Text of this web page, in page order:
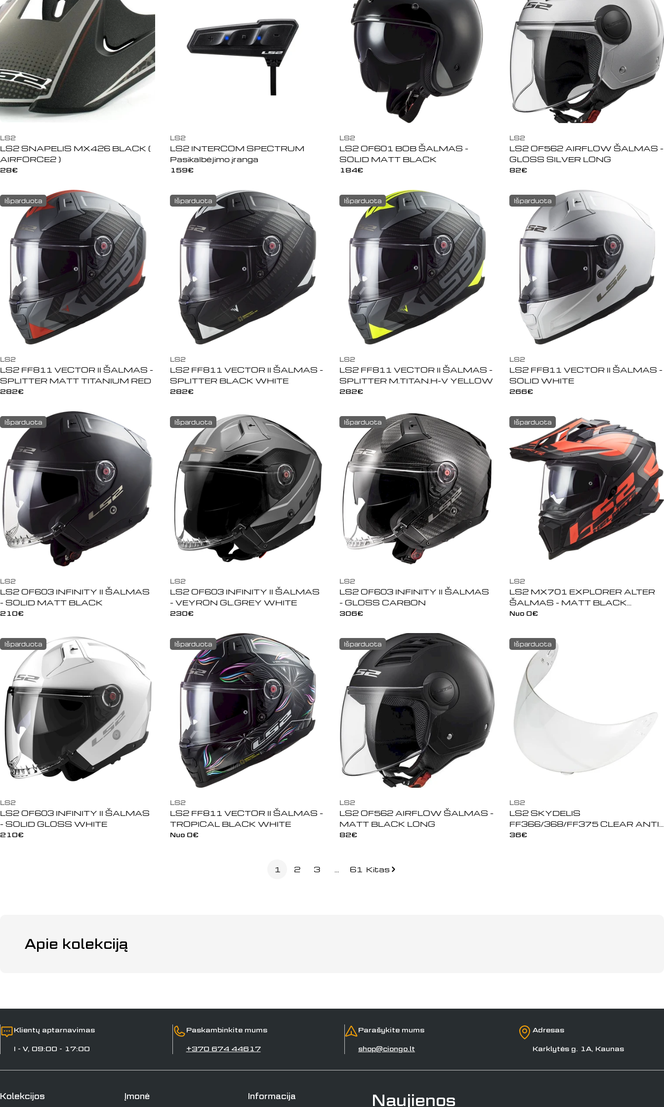
c
i
j
a
:
LS2
LS2 SNAPELIS MX426 BLACK (
AIRFORCE2 )
Įprasta
28€
LS2
LS2 INTERCOM SPECTRUM
Pasikalbėjimo įranga
Įprasta
159€
LS2
LS2 OF601 BOB ŠALMAS -
SOLID MATT BLACK
Įprasta
184€
LS2
LS2 OF562 AIRFLOW ŠALMAS -
GLOSS SILVER LONG
Įprasta
82€
Išparduota
LS2
LS2 FF811 VECTOR II ŠALMAS -
SPLITTER MATT TITANIUM RED
Įprasta
282€
Išparduota
LS2
LS2 FF811 VECTOR II ŠALMAS -
SPLITTER BLACK WHITE
Įprasta
282€
Išparduota
LS2
LS2 FF811 VECTOR II ŠALMAS -
SPLITTER M.TITAN.H-V YELLOW
Įprasta
282€
Išparduota
LS2
LS2 FF811 VECTOR II ŠALMAS -
SOLID WHITE
Įprasta
266€
Išparduota
LS2
LS2 OF603 INFINITY II ŠALMAS
- SOLID MATT BLACK
Įprasta
210€
Išparduota
LS2
LS2 OF603 INFINITY II ŠALMAS
- VEYRON GL.GREY WHITE
Įprasta
230€
Išparduota
LS2
LS2 OF603 INFINITY II ŠALMAS
- GLOSS CARBON
Įprasta
306€
Išparduota
LS2
LS2 MX701 EXPLORER ALTER
ŠALMAS - MATT BLACK
FL.ORANGE
Įprasta
Nuo 0€
Išparduota
LS2
LS2 OF603 INFINITY II ŠALMAS
- SOLID GLOSS WHITE
Įprasta
210€
Išparduota
LS2
LS2 FF811 VECTOR II ŠALMAS -
TROPICAL BLACK WHITE
Įprasta
Nuo 0€
Išparduota
LS2
LS2 OF562 AIRFLOW ŠALMAS -
MATT BLACK LONG
Įprasta
82€
Išparduota
LS2
LS2 SKYDELIS
FF366/368/FF375 CLEAR ANTI-
FOG ( CYBER, COMBAT, TARGA)
Įprasta
36€
1 2 3 … 61 Kitas
Apie kolekciją
Klientų aptarnavimas
I - V, 09:00 - 17:00
Paskambinkite mums
+370 674 44617
Parašykite mums
shop@ciongo.lt
Adresas
Karklytės g. 1A, Kaunas
Kolekcijos Įmonė Informacija Naujienos